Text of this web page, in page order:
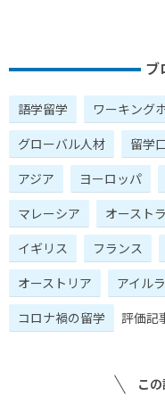
ブ
語学留学 ワーキング
グローバル人材
留学
アジア
ヨーロッパ
マレーシア
オースト
イギリス
フランス
オーストリア
アイル
コロナ禍の留学
評価記
こ